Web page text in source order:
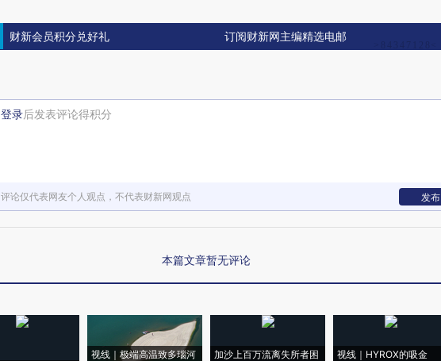
财新会员积分兑好礼 订阅财新网主编精选电邮
登录后发表评论得积分
评论仅代表网友个人观点，不代表财新网观点 发布
本篇文章暂无评论
视线｜极端高温致多瑙河
加沙上百万流离失所者困
视线｜HYROX的吸金